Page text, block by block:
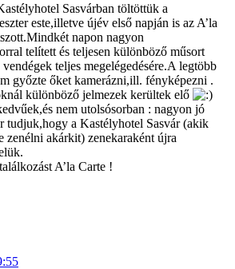
Sasvárban töltöttük a
este,illetve újév első napján is az A’la
napon nagyon
telített és teljesen különböző műsort
teljes megelégedésére.A legtöbb
győzte őket kamerázni,ill. fényképezni .
különböző jelmezek kerültek elő
nem utolsósorban : nagyon jó
tudjuk,hogy a Kastélyhotel Sasvár (akik
zenélni akárkit) zenekaraként újra
A’la Carte !